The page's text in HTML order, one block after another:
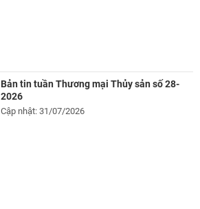
Bản tin tuần Thương mại Thủy sản số 28-
2026
Cập nhật: 31/07/2026